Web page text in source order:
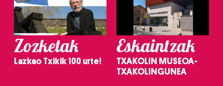
Zozketak
Lazkao Txikik 100 urte!
Eskaintzak
TXAKOLIN MUSEOA-
TXAKOLINGUNEA